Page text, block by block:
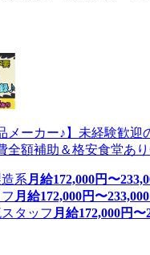
メーカー♪】未経験歓迎
全額補助＆格安食堂あ
系 月給172,000円〜
月給172,000円〜233,000
タッフ 月給172,000円〜